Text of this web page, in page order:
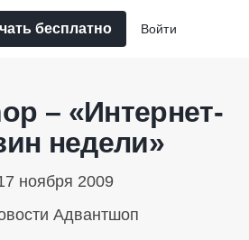
бесплатно Войти
– «Интернет-
недели»
ноября 2009
Адвантшоп